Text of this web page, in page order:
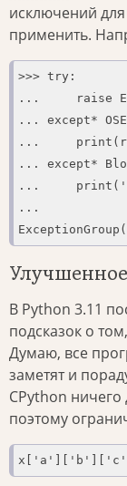
исключений
применить.
>>> try:
...     raise
... except*
...
... except*
...
...
В Python 3.11
подсказок о
Думаю, все
заметят и
CPython ничего
поэтому